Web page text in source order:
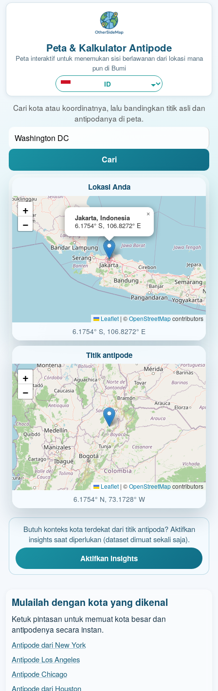
Peta & Kalkulator Antipode
Peta interaktif untuk menemukan sisi berlawanan dari lokasi mana
pun di Bumi
Cari kota atau koordinatnya, lalu bandingkan titik asli dan
antipodanya di peta.
Cari
Lokasi Anda
Jakarta, Indonesia
6.1754° S, 106.8272° E
×
+
−
Leaflet | ©OpenStreetMapcontributors
6.1754° S, 106.8272° E
Titik antipode
+
−
Leaflet | ©OpenStreetMapcontributors
6.1754° N, 73.1728° W
Butuh konteks kota terdekat dari titik antipoda? Aktifkan
insights saat diperlukan (dataset dimuat sekali saja).
Aktifkan insights
Mulailah dengan kota yang dikenal
Ketuk pintasan untuk memuat kota besar dan
antipodenya secara instan.
Antipode dari New York
Antipode Los Angeles
Antipode Chicago
Antipode dari Houston